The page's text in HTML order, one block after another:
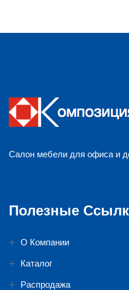
Салон мебели для офиса и
Полезные
О Компании
Каталог
Распродажа